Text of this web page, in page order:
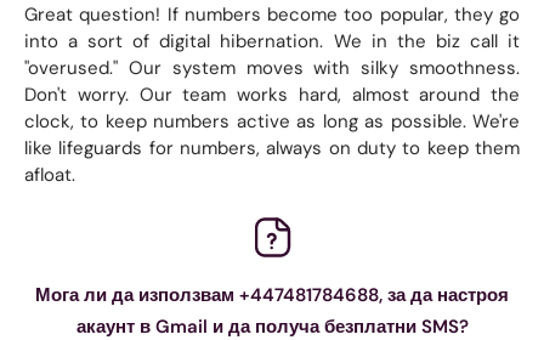
Great question! If numbers become too popular, they go
into a sort of digital hibernation. We in the biz call it
"overused." Our system moves with silky smoothness.
Don't worry. Our team works hard, almost around the
clock, to keep numbers active as long as possible. We're
like lifeguards for numbers, always on duty to keep them
afloat.
Мога ли да използвам +447481784688, за да настроя
акаунт в Gmail и да получа безплатни SMS?